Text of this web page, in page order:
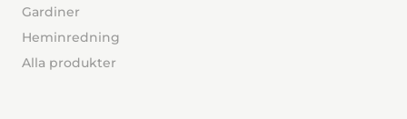
Gardiner
Heminredning
Alla produkter